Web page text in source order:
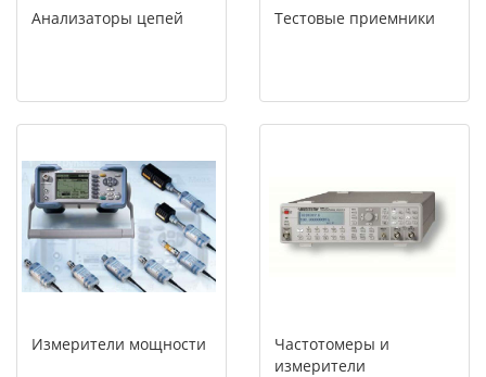
Анализаторы цепей Тестовые приемники
Измерители мощности
Частотомеры и
измерители